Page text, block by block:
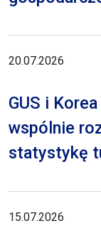
20.07.2026
GUS i
wspólnie
statystykę
15.07.2026